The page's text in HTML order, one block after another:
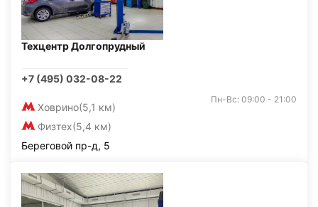
Техцентр Долгопрудный
+7 (495) 032-08-22
Ховрино(5,1 км)
Физтех(5,4 км)
Пн-Вс: 09:00 - 21:00
Береговой пр-д, 5